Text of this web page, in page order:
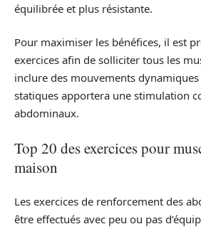
équilibrée et plus résistante.
Pour maximiser les bénéfices, il est
exercices afin de solliciter tous les
inclure des mouvements dynamiques
statiques apportera une stimulation
abdominaux.
Top 20 des exercices pour
maison
Les exercices de renforcement des
être effectués avec peu ou pas